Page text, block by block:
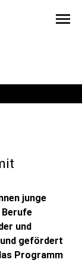
menu
junge
Berufe
und
gefördert
Programm